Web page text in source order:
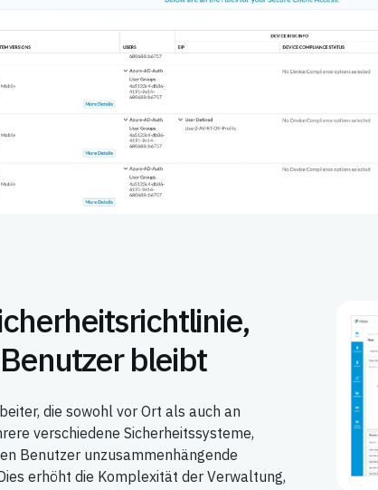
bleibt
die sowohl vor Ort als auch an
verschiedene Sicherheitssysteme,
Benutzer unzusammenhängende
erhöht die Komplexität der Verwaltung,